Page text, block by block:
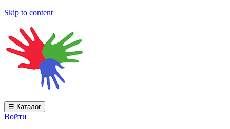
Skip to content
☰ Каталог
Войти